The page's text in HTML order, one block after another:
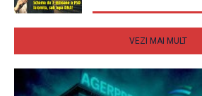
VEZI MAI MULT